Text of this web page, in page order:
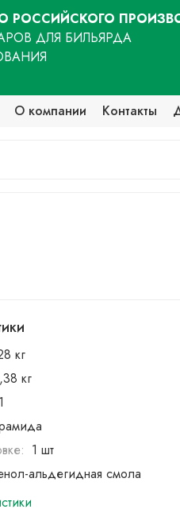
РОССИЙСКОГО
ДЛЯ БИЛЬЯРДА
О компании Контакты
кг
кг
1
1 шт
альдегидная смола